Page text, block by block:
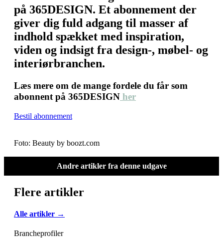
på 365DESIGN. Et abonnement der
giver dig fuld adgang til masser af
indhold spækket med inspiration,
viden og indsigt fra design-, møbel- og
interiørbranchen.
Læs mere om de mange fordele du får som
abonnent på 365DESIGN her
Bestil abonnement
Foto: Beauty by boozt.com
Andre artikler fra denne udgave
Flere artikler
Alle artikler →
Brancheprofiler